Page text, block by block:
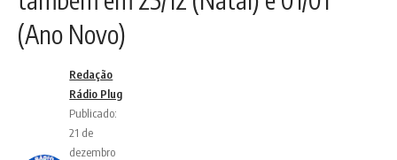
(Ano Novo)
Redação
Rádio Plug
Publicado:
21 de
dezembro